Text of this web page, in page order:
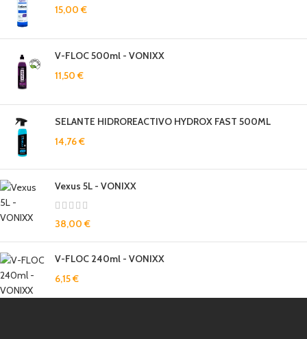
15,00€
V-FLOC 500ml - VONIXX
11,50€
SELANTE HIDROREACTIVO HYDROX FAST 500ML
14,76€
Vexus 5L - VONIXX
38,00€
V-FLOC 240ml - VONIXX
6,15€